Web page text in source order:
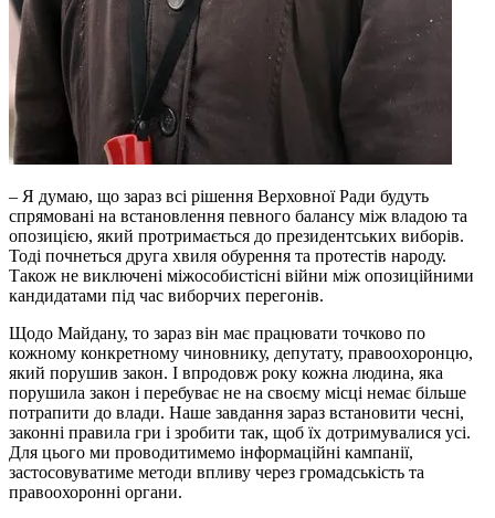
– Я думаю, що зараз всі рішення Верховної Ради будуть
спрямовані на встановлення певного балансу між владою та
опозицією, який протримається до президентських виборів.
Тоді почнеться друга хвиля обурення та протестів народу.
Також не виключені міжособистісні війни між опозиційними
кандидатами під час виборчих перегонів.
Щодо Майдану, то зараз він має працювати точково по
кожному конкретному чиновнику, депутату, правоохоронцю,
який порушив закон. І впродовж року кожна людина, яка
порушила закон і перебуває не на своєму місці немає більше
потрапити до влади. Наше завдання зараз встановити чесні,
законні правила гри і зробити так, щоб їх дотримувалися усі.
Для цього ми проводитимемо інформаційні кампанії,
застосовуватиме методи впливу через громадськість та
правоохоронні органи.